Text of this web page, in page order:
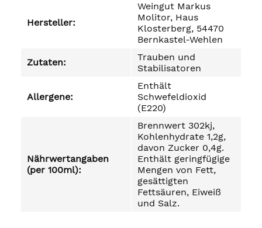
Hersteller:
Weingut Markus
Molitor, Haus
Klosterberg, 54470
Bernkastel-Wehlen
Zutaten:
Trauben und
Stabilisatoren
Allergene:
Enthält
Schwefeldioxid
(E220)
Nährwertangaben
(per 100ml):
Brennwert 302kj,
Kohlenhydrate 1,2g,
davon Zucker 0,4g.
Enthält geringfügige
Mengen von Fett,
gesättigten
Fettsäuren, Eiweiß
und Salz.